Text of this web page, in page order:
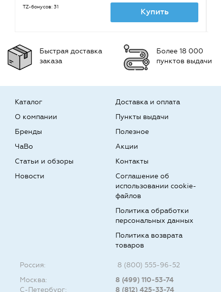
TZ-бонусов: 31 Купить
Быстрая доставка
заказа
Более 18 000
пунктов выдачи
Каталог
О компании
Бренды
Доставка и оплата
Пункты выдачи
Полезное
ЧаВо
Статьи и обзоры
Новости
Акции
Контакты
Соглашение об
использовании cookie-
файлов
Политика обработки
персональных данных
Политика возврата
товаров
Россия:
8 (800) 555-96-52
Москва:
8 (499) 110-53-74
С-Петербург:
8 (812) 425-33-74